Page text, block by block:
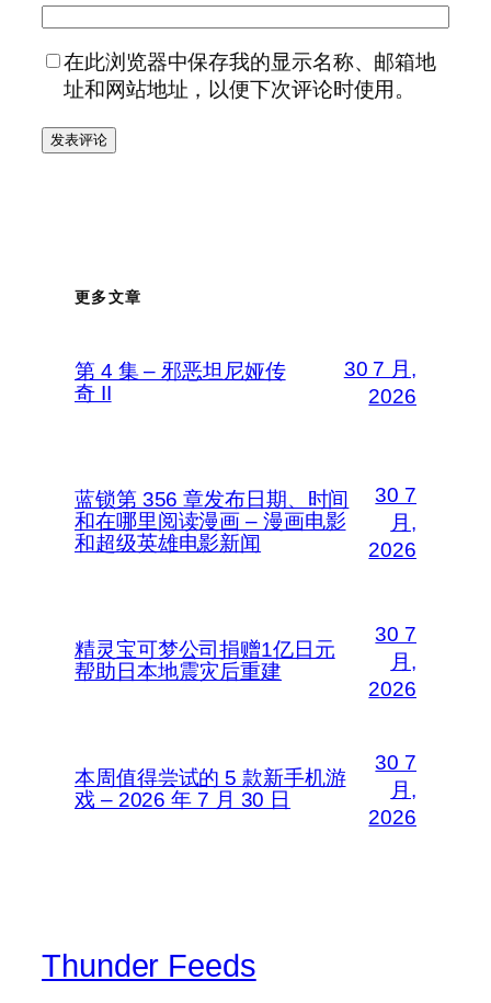
在此浏览器中保存我的显示名称、邮箱地
址和网站地址，以便下次评论时使用。
更多文章
第 4 集 – 邪恶坦尼娅传
奇 II
30 7 月,
2026
蓝锁第 356 章发布日期、时间
和在哪里阅读漫画 – 漫画电影
和超级英雄电影新闻
30 7
月,
2026
精灵宝可梦公司捐赠1亿日元
帮助日本地震灾后重建
30 7
月,
2026
本周值得尝试的 5 款新手机游
戏 – 2026 年 7 月 30 日
30 7
月,
2026
Thunder Feeds